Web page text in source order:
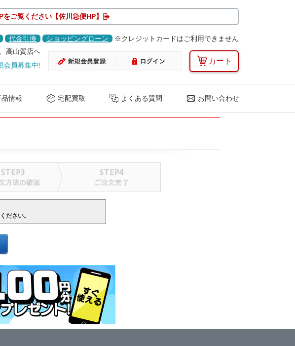
ご覧ください【佐川急便HP】
代金引換 ショッピングローン ※クレジットカードはご利用できません
高山質店へ
会員募集中! カート
情報 宅配買取 よくある質問 お問い合わせ
ださい。